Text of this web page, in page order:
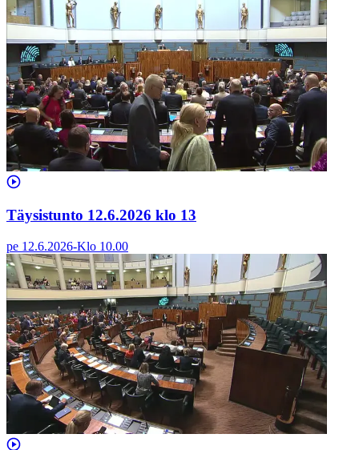
Täysistunto 12.6.2026 klo 13
pe 12.6.2026-Klo 10.00